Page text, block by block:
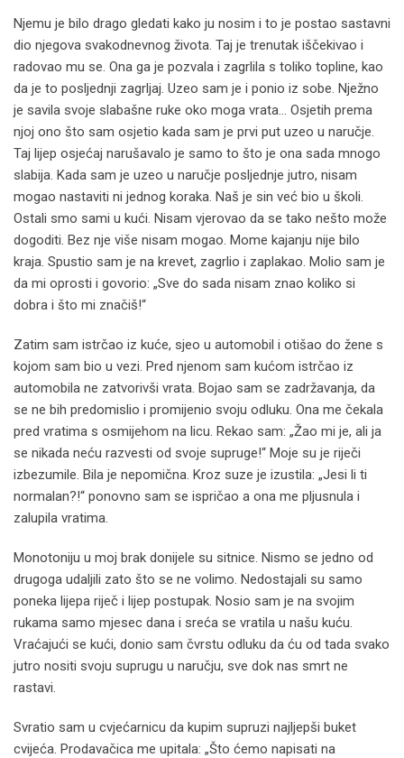
Njemu je bilo drago gledati kako ju nosim i to je postao sastavni
dio njegova svakodnevnog života. Taj je trenutak iščekivao i
radovao mu se. Ona ga je pozvala i zagrlila s toliko topline, kao
da je to posljednji zagrljaj. Uzeo sam je i ponio iz sobe. Nježno
je savila svoje slabašne ruke oko moga vrata… Osjetih prema
njoj ono što sam osjetio kada sam je prvi put uzeo u naručje.
Taj lijep osjećaj narušavalo je samo to što je ona sada mnogo
slabija. Kada sam je uzeo u naručje posljednje jutro, nisam
mogao nastaviti ni jednog koraka. Naš je sin već bio u školi.
Ostali smo sami u kući. Nisam vjerovao da se tako nešto može
dogoditi. Bez nje više nisam mogao. Mome kajanju nije bilo
kraja. Spustio sam je na krevet, zagrlio i zaplakao. Molio sam je
da mi oprosti i govorio: „Sve do sada nisam znao koliko si
dobra i što mi značiš!“
Zatim sam istrčao iz kuće, sjeo u automobil i otišao do žene s
kojom sam bio u vezi. Pred njenom sam kućom istrčao iz
automobila ne zatvorivši vrata. Bojao sam se zadržavanja, da
se ne bih predomislio i promijenio svoju odluku. Ona me čekala
pred vratima s osmijehom na licu. Rekao sam: „Žao mi je, ali ja
se nikada neću razvesti od svoje supruge!“ Moje su je riječi
izbezumile. Bila je nepomična. Kroz suze je izustila: „Jesi li ti
normalan?!“ ponovno sam se ispričao a ona me pljusnula i
zalupila vratima.
Monotoniju u moj brak donijele su sitnice. Nismo se jedno od
drugoga udaljili zato što se ne volimo. Nedostajali su samo
poneka lijepa riječ i lijep postupak. Nosio sam je na svojim
rukama samo mjesec dana i sreća se vratila u našu kuću.
Vraćajući se kući, donio sam čvrstu odluku da ću od tada svako
jutro nositi svoju suprugu u naručju, sve dok nas smrt ne
rastavi.
Svratio sam u cvjećarnicu da kupim supruzi najljepši buket
cvijeća. Prodavačica me upitala: „Što ćemo napisati na